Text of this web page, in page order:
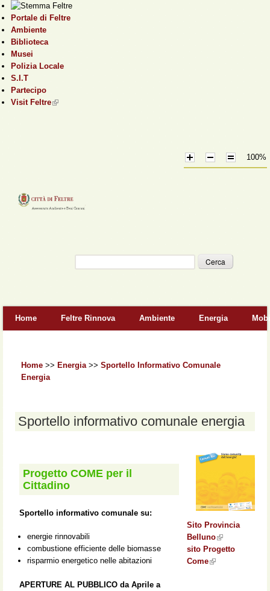
Portale di Feltre
Ambiente
Biblioteca
Musei
Polizia Locale
S.I.T
Partecipo
Visit Feltre(link is external)
100%
Home Feltre Rinnova Ambiente Energia
Home >> Energia >> Sportello Informativo Comunale
Energia
Sportello informativo comunale energia
Progetto COME per il
Cittadino
Sportello informativo comunale su:
energie rinnovabili
combustione efficiente delle biomasse
risparmio energetico nelle abitazioni
APERTURE AL PUBBLICO da Aprile a
Sito Provincia
Belluno(link is
external)
sito Progetto
Come(link is